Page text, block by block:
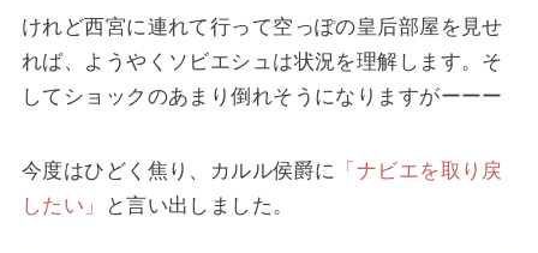
けれど西宮に連れて行って空っぽの皇后部屋を見せ
れば、ようやくソビエシュは状況を理解します。そ
してショックのあまり倒れそうになりますがーーー
今度はひどく焦り、カルル侯爵に 「ナビエを取り戻
したい」
と言い出しました。